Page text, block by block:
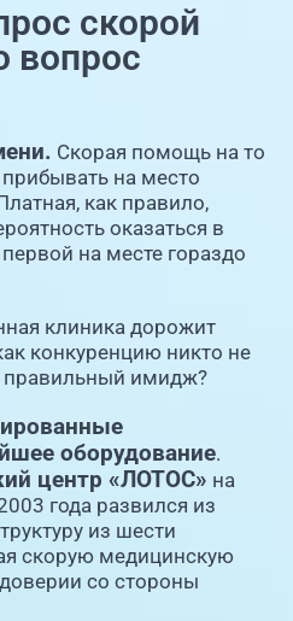
скорой
вопрос
Скорая помощь на то
на место
как правило,
оказаться в
на месте гораздо
клиника дорожит
конкуренцию никто не
правильный имидж?
оборудование.
центр «ЛОТОС» на
года развился из
из шести
скорую медицинскую
со стороны